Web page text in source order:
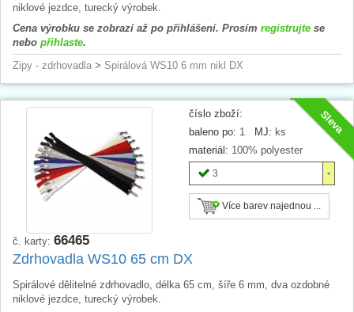
niklové jezdce, turecký výrobek.
Cena výrobku se zobrazí až po přihlášení. Prosím registrujte se
nebo přihlaste.
Zipy - zdrhovadla > Spirálová WS10 6 mm nikl DX
Sleva
číslo zboží:
baleno po: 1 MJ: ks
materiál: 100% polyester
3
Více barev najednou ...
č. karty: 66465
Zdrhovadla WS10 65 cm DX
Spirálové dělitelné zdrhovadlo, délka 65 cm, šíře 6 mm, dva ozdobné
niklové jezdce, turecký výrobek.